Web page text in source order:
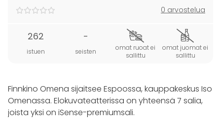
0 arvostelua
262
istuen
-
seisten
omat ruoat ei
sallittu
omat juomat ei
sallittu
Finnkino Omena sijaitsee Espoossa, kauppakeskus Iso
Omenassa. Elokuvateatterissa on yhteensä 7 salia,
joista yksi on iSense-premiumsali.